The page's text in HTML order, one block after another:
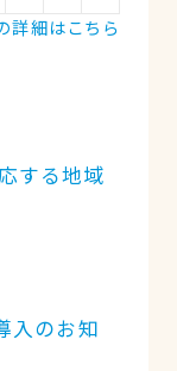
詳細はこちら
する地域
入のお知